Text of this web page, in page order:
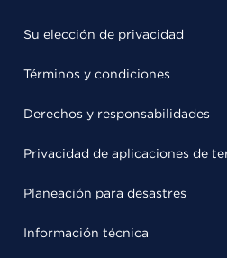
Su elección de privacidad
Términos y condiciones
Derechos y responsabilidades
Privacidad de aplicaciones de
Planeación para desastres
Información técnica